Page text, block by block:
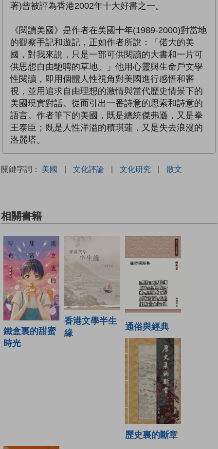
著)曾被評為香港2002年十大好書之一。
《閱讀美國》是作者在美國十年(1989-2000)對當地
的觀察手記和遊記，正如作者所說：「偌大的美
國，對我來說，只是一部可供閱讀的大書和一片可
供思想自由馳聘的草地。」他用心靈與生命戶文學
性閱讀，即用個體人性視角對美國進行感悟和審
視，並用追求自由理想的激情與當代歷史情景下的
美國現實對話。從而引出一番詩意的思索和詩意的
語言。作者筆下的美國，既是總統傑弗遜，又是拳
王泰臣；既是人性洋溢的積琪蓮，又是失去浪漫的
洛麗塔。
關鍵字詞： 美國 | 文化評論 | 文化研究 | 散文
相關書籍
鐵盒裏的甜蜜
時光
香港文學半生
緣
通俗與經典
歷史裏的斷章